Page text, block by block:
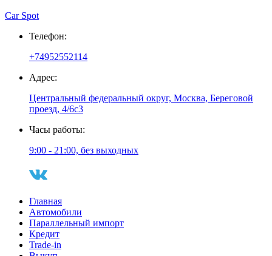
Car Spot
Телефон:
+74952552114
Адрес:
Центральный федеральный округ, Москва, Береговой
проезд, 4/6с3
Часы работы:
9:00 - 21:00, без выходных
Главная
Автомобили
Параллельный импорт
Кредит
Trade-in